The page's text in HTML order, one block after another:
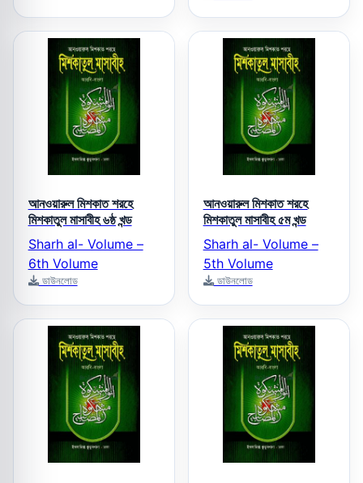
আনওয়ারুল মিশকাত শরহে
মিশকাতুল মাসাবীহ ৬ষ্ঠ খন্ড
Sharh al- Volume –
6th Volume
ডাউনলোড
আনওয়ারুল মিশকাত শরহে
মিশকাতুল মাসাবীহ ৫ম খন্ড
Sharh al- Volume –
5th Volume
ডাউনলোড